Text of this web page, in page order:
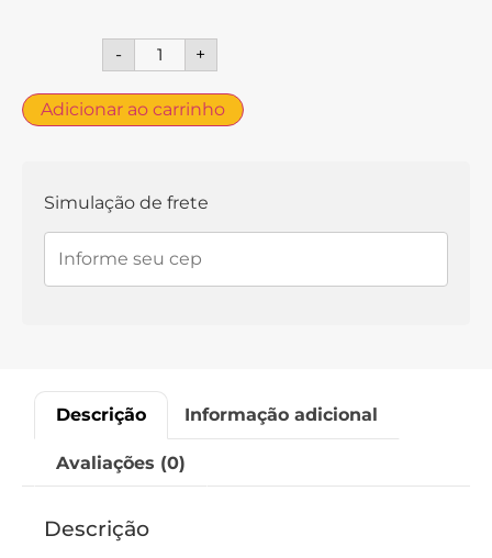
- +
Adicionar ao carrinho
Simulação de frete
Descrição Informação adicional
Avaliações (0)
Descrição